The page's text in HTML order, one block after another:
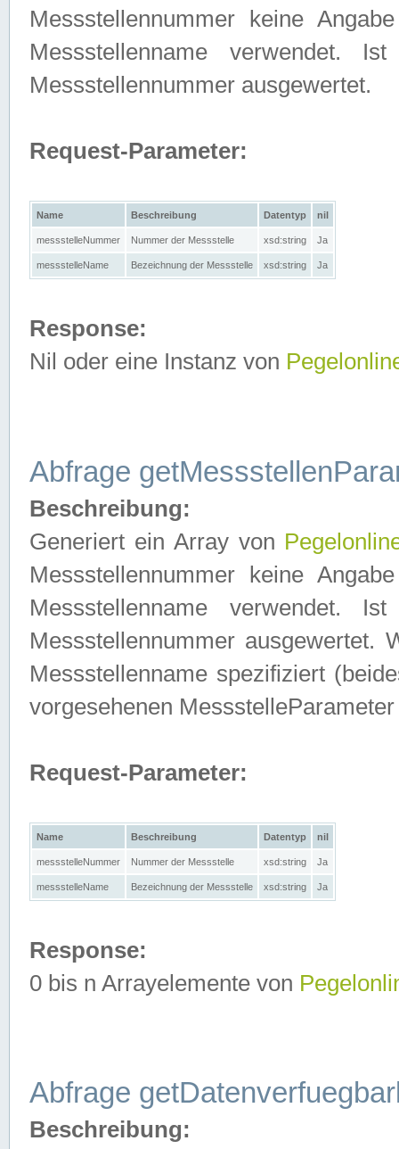
Messstellennummer keine
Messstellenname verwendet.
Messstellennummer ausgewertet.
Request-Parameter:
Name Beschreibung Datentyp nil
messstelleNummer Nummer der Messstelle xsd:string Ja
messstelleName Bezeichnung der Messstelle xsd:string Ja
Response:
Nil oder eine Instanz von
Abfrage
Beschreibung:
Generiert ein Array von
Messstellennummer keine
Messstellenname verwendet.
Messstellennummer ausgewertet.
Messstellenname spezifiziert
vorgesehenen
Request-Parameter:
Name Beschreibung Datentyp nil
messstelleNummer Nummer der Messstelle xsd:string Ja
messstelleName Bezeichnung der Messstelle xsd:string Ja
Response:
0 bis n Arrayelemente von
Abfrage
Beschreibung: